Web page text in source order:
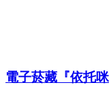
電子菸藏『依托